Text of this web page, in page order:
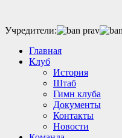
Учредители:
Главная
Клуб
История
Штаб
Гимн клуба
Документы
Контакты
Новости